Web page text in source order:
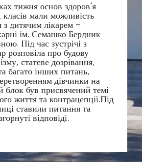
тижня основ здоров’я
класів мали можливість
з дитячим лікарем –
ім. Семашко Бердник
Під час зустрічі з
розповіла про будову
статеве дозрівання,
багато інших питань,
дівчинки на
був присвячений темі
життя та контрацепції.Під
ставили питання та
відповіді.